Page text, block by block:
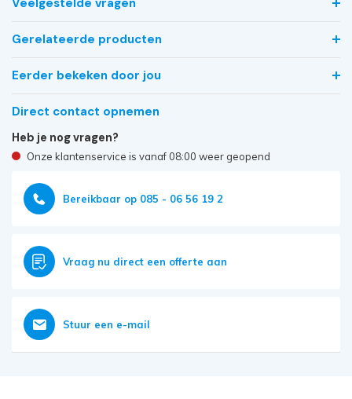
Gerelateerde producten
Eerder bekeken door jou
Direct contact opnemen
Heb je nog vragen?
Onze klantenservice is vanaf 08:00 weer geopend
Bereikbaar op 085 - 06 56 19 2
Vraag nu direct een offerte aan
Stuur een e-mail